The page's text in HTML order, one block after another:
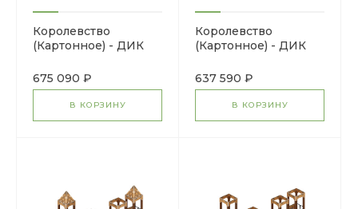
Королевство
(Картонное) - ДИК
комплекс H=750
675 090 ₽
В КОРЗИНУ
Королевство
(Картонное) - ДИК
комплекс H=750
637 590 ₽
В КОРЗИНУ